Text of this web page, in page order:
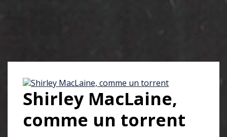
Shirley MacLaine,
comme un torrent